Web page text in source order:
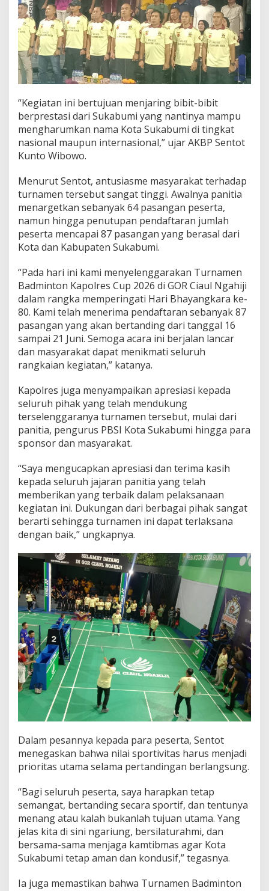
o
t
:
M
e
n
a
n
-
K
a
l
a
u
k
a
n
T
u
j
n
U
t
a
a
“Kegiatan ini bertujuan menjaring bibit-bibit
berprestasi dari Sukabumi yang nantinya mampu
mengharumkan nama Kota Sukabumi di tingkat
nasional maupun internasional,” ujar AKBP Sentot
Kunto Wibowo.
Menurut Sentot, antusiasme masyarakat terhadap
turnamen tersebut sangat tinggi. Awalnya panitia
menargetkan sebanyak 64 pasangan peserta,
namun hingga penutupan pendaftaran jumlah
peserta mencapai 87 pasangan yang berasal dari
Kota dan Kabupaten Sukabumi.
“Pada hari ini kami menyelenggarakan Turnamen
Badminton Kapolres Cup 2026 di GOR Ciaul Ngahiji
dalam rangka memperingati Hari Bhayangkara ke-
80. Kami telah menerima pendaftaran sebanyak 87
pasangan yang akan bertanding dari tanggal 16
sampai 21 Juni. Semoga acara ini berjalan lancar
dan masyarakat dapat menikmati seluruh
rangkaian kegiatan,” katanya.
Kapolres juga menyampaikan apresiasi kepada
seluruh pihak yang telah mendukung
terselenggaranya turnamen tersebut, mulai dari
panitia, pengurus PBSI Kota Sukabumi hingga para
sponsor dan masyarakat.
“Saya mengucapkan apresiasi dan terima kasih
kepada seluruh jajaran panitia yang telah
memberikan yang terbaik dalam pelaksanaan
kegiatan ini. Dukungan dari berbagai pihak sangat
berarti sehingga turnamen ini dapat terlaksana
dengan baik,” ungkapnya.
Dalam pesannya kepada para peserta, Sentot
menegaskan bahwa nilai sportivitas harus menjadi
prioritas utama selama pertandingan berlangsung.
“Bagi seluruh peserta, saya harapkan tetap
semangat, bertanding secara sportif, dan tentunya
menang atau kalah bukanlah tujuan utama. Yang
jelas kita di sini ngariung, bersilaturahmi, dan
bersama-sama menjaga kamtibmas agar Kota
Sukabumi tetap aman dan kondusif,” tegasnya.
Ia juga memastikan bahwa Turnamen Badminton